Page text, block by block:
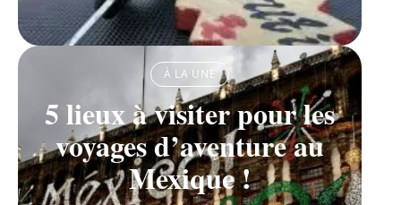
À LA UNE
5 lieux à visiter pour les
voyages d’aventure au
Mexique !